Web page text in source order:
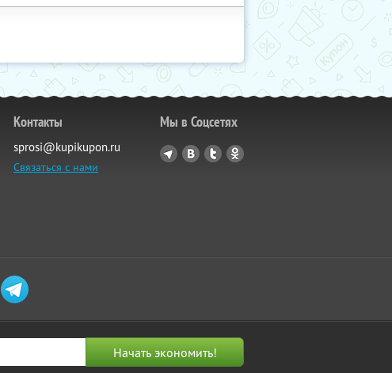
Контакты
sprosi@kupikupon.ru
Связаться с нами
Мы в Соцсетях